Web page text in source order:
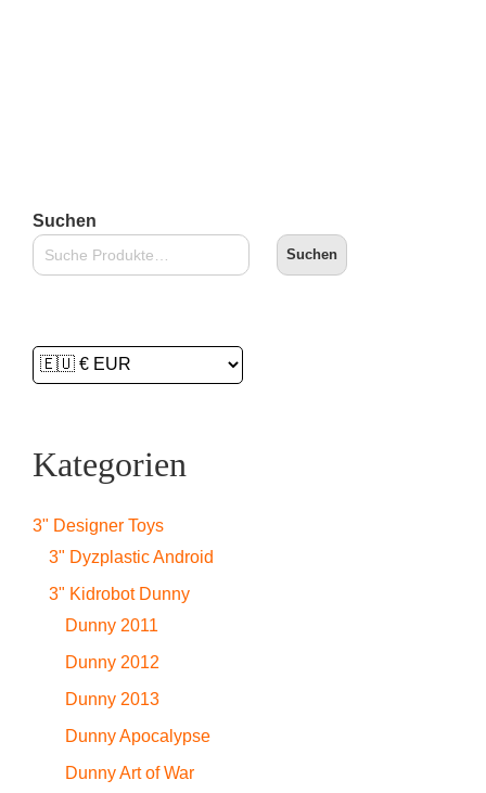
Suchen
Suchen
Kategorien
3" Designer Toys
3" Dyzplastic Android
3" Kidrobot Dunny
Dunny 2011
Dunny 2012
Dunny 2013
Dunny Apocalypse
Dunny Art of War